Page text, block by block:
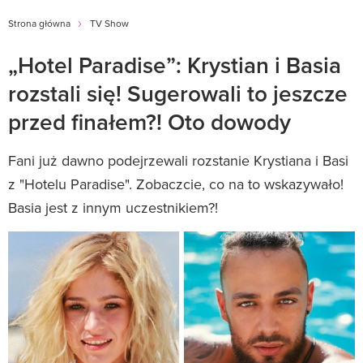
Strona główna TV Show
„Hotel Paradise”: Krystian i Basia
rozstali się! Sugerowali to jeszcze
przed finałem?! Oto dowody
Fani już dawno podejrzewali rozstanie Krystiana i Basi
z "Hotelu Paradise". Zobaczcie, co na to wskazywało!
Basia jest z innym uczestnikiem?!